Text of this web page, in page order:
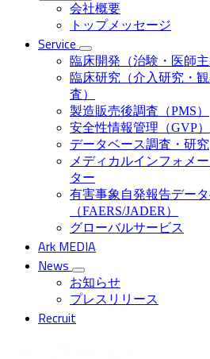
会社概要
トップメッセージ
Service
臨床開発（治験・医師主
臨床研究（介入研究・
査）
製造販売後調査（PMS）
安全性情報管理（GVP）
データベース調査・研究
メディカルインフォメ
ター
有害事象自発報告デー
（FAERS/JADER）
グローバルサービス
Ark MEDIA
News
お知らせ
プレスリリース
Recruit